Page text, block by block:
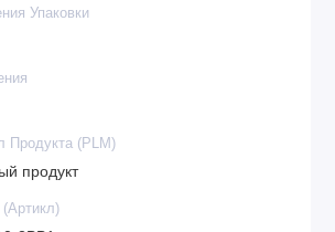
Упаковки
Продукта (PLM)
продукт